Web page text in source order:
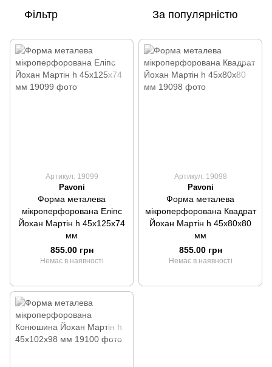
Фільтр За популярністю
Артикул: 19099
Pavoni
Форма металева
мікроперфорована Еліпс
Йохан Мартін h 45x125x74
мм
855.00 грн
Немає в наявності
Артикул: 19098
Pavoni
Форма металева
мікроперфорована Квадрат
Йохан Мартін h 45x80x80
мм
855.00 грн
Немає в наявності